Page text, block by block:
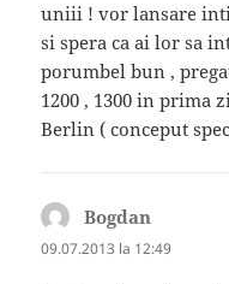
uniii ! vor lansare
si spera ca ai lor sa
porumbel bun ,
1200 , 1300 in prima
Berlin ( conceput
Bogdan
09.07.2013 la 12:49